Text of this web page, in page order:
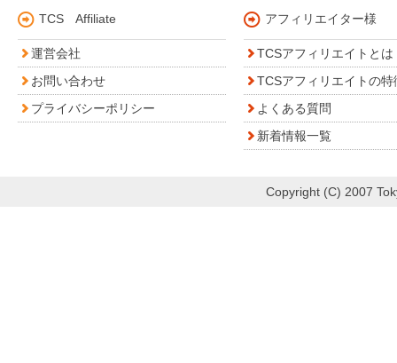
TCS Affiliate
運営会社
お問い合わせ
プライバシーポリシー
アフィリエイター様
TCSアフィリエイトとは
TCSアフィリエイトの特
よくある質問
新着情報一覧
Copyright (C) 2007